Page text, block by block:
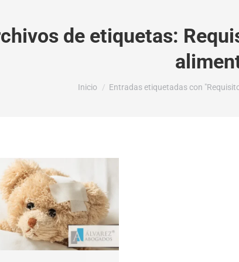
de etiquetas:
Estás aquí:
Inicio Entradas etiquetadas con